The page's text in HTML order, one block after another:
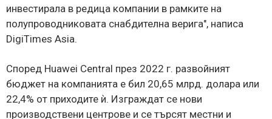
инвестирала в редица компании в рамките на
полупроводниковата снабдителна верига", написа
DigiTimes Asia.
Според Huawei Central през 2022 г. развойният
бюджет на компанията е бил 20,65 млрд. долара или
22,4% от приходите ѝ. Изграждат се нови
производствени центрове и се търсят местни и